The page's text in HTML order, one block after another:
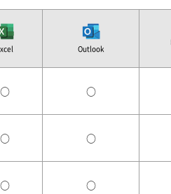
Outlook
○ ○
○ ○
○ ○